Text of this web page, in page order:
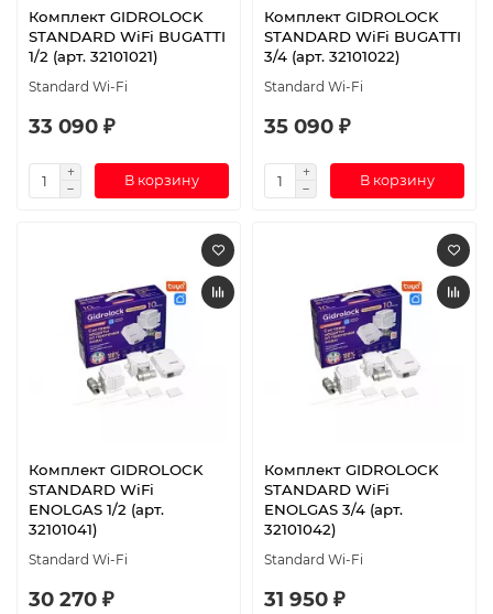
Комплект GIDROLOCK
STANDARD WiFi BUGATTI
1/2 (арт. 32101021)
Standard Wi-Fi
33 090 ₽
В корзину
Комплект GIDROLOCK
STANDARD WiFi BUGATTI
3/4 (арт. 32101022)
Standard Wi-Fi
35 090 ₽
В корзину
Комплект GIDROLOCK
STANDARD WiFi
ENOLGAS 1/2 (арт.
32101041)
Standard Wi-Fi
30 270 ₽
Комплект GIDROLOCK
STANDARD WiFi
ENOLGAS 3/4 (арт.
32101042)
Standard Wi-Fi
31 950 ₽